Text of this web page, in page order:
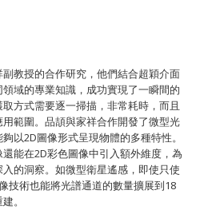
教授的合作研究，他們結合超穎介面
域的專業知識，成功實現了一瞬間的
方式需要逐一掃描，非常耗時，而且
範圍。品頡與家祥合作開發了微型光
以2D圖像形式呈現物體的多種特性。
能在2D彩色圖像中引入額外維度，為
的洞察。如微型衛星遙感，即使只使
技術也能將光譜通道的數量擴展到18
。